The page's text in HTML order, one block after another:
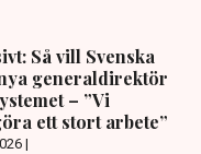
Så vill Svenska
generaldirektör
– ”Vi
ett stort arbete”
|